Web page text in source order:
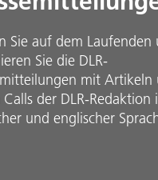
Sie auf dem Laufenden
Sie die DLR-
mit Artikeln
der DLR-Redaktion
und englischer